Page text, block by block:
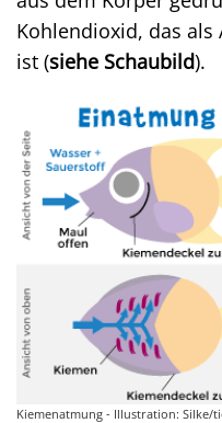
Kohlendioxid, das
ist (siehe Schaubild).
Kiemenatmung - Illustration: Silke/